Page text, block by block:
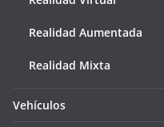
Realidad Aumentada
Realidad Mixta
Vehículos